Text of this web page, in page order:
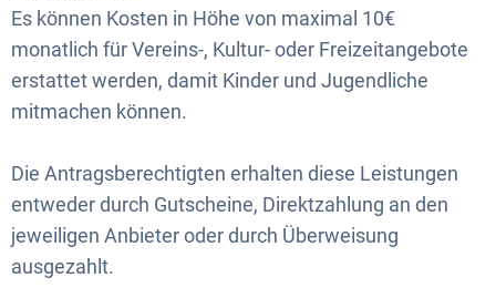
Es können Kosten in Höhe von maximal 10€
monatlich für Vereins-, Kultur- oder Freizeitangebote
erstattet werden, damit Kinder und Jugendliche
mitmachen können.
Die Antragsberechtigten erhalten diese Leistungen
entweder durch Gutscheine, Direktzahlung an den
jeweiligen Anbieter oder durch Überweisung
ausgezahlt.